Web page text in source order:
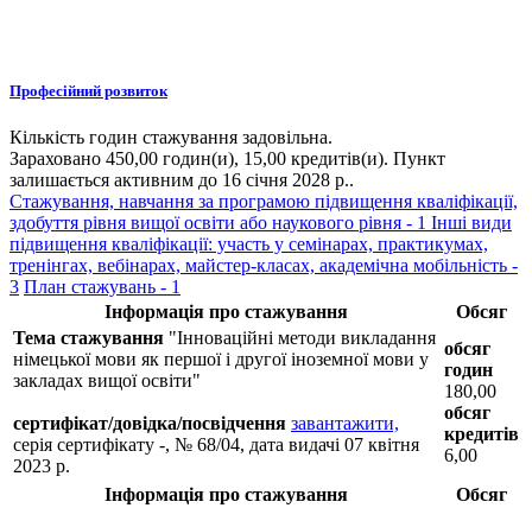
Професійний розвиток
Кількість годин стажування задовільна.
Зараховано 450,00 годин(и), 15,00 кредитів(и). Пункт
залишається активним до 16 січня 2028 р..
Стажування, навчання за програмою підвищення кваліфікації,
здобуття рівня вищої освіти або наукового рівня - 1 Інші види
підвищення кваліфікації: участь у семінарах, практикумах,
тренінгах, вебінарах, майстер-класах, академічна мобільність -
3 План стажувань - 1
Інформація про стажування
Обсяг
Тема стажування "Інноваційні методи викладання
німецької мови як першої і другої іноземної мови у
закладах вищої освіти"
сертифікат/довідка/посвідчення завантажити,
серія сертифікату -, № 68/04, дата видачі 07 квітня
2023 р.
обсяг
годин
180,00
обсяг
кредитів
6,00
Інформація про стажування
Обсяг